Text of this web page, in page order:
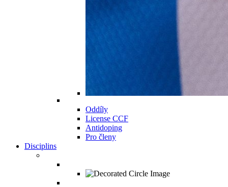
Oddíly
License CCF
Antidoping
Pro členy
Disciplins